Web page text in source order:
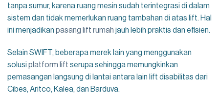
tanpa sumur, karena ruang mesin sudah terintegrasi di dalam
sistem dan tidak memerlukan ruang tambahan di atas lift. Hal
ini menjadikan pasang lift rumah jauh lebih praktis dan efisien.
Selain SWIFT, beberapa merek lain yang menggunakan
solusi platform lift serupa sehingga memungkinkan
pemasangan langsung di lantai antara lain lift disabilitas dari
Cibes, Aritco, Kalea, dan Barduva.